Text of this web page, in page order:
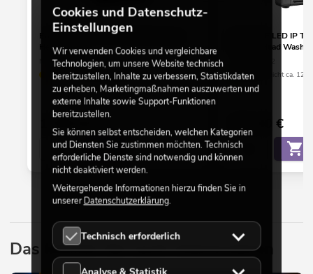
EUROLITE LED IP TMH-B250 Moving-
Head Beam
No. 51782205
nur noch wenige verfügbar
1.099,00€
EUROLITE LED IP
Moving-Head Wash
Bestand reicht ca. 12
779,00 €
Das könnte Sie auch interessieren
Cookies und Datenschutz-
Einstellungen
Wir verwenden Cookies und vergleichbare
Technologien, um unsere Website technisch
bereitzustellen, Inhalte zu verbessern, Statistikdaten
zu erheben, Marketingmaßnahmen auszuwerten und
externe Inhalte sowie Support-Funktionen
bereitzustellen.
Sie können selbst entscheiden, welchen Kategorien
und Diensten Sie zustimmen möchten. Technisch
erforderliche Dienste sind notwendig und können
nicht deaktiviert werden.
Weitergehende Informationen hierzu finden Sie in
unsererDatenschutzerklärung.
Technisch erforderlich